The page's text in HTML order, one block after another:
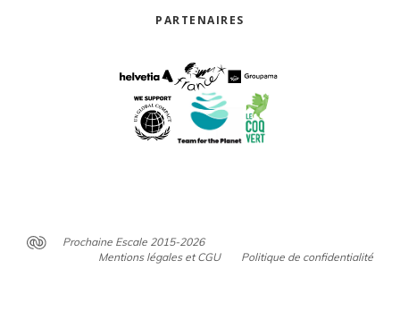
PARTENAIRES
Prochaine Escale 2015-2026
Mentions légales et CGU
Politique de confidentialité